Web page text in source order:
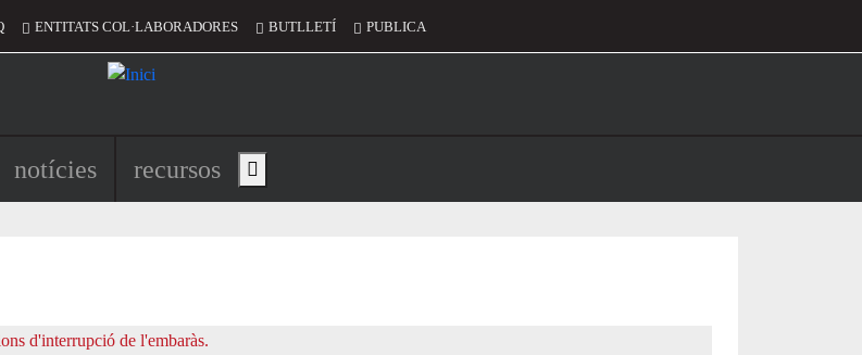
d'usuari
ENTITATS COL·LABORADORES BUTLLETÍ PUBLICA
Navegació principal de l'encapçalament
notícies recursos Show main menu